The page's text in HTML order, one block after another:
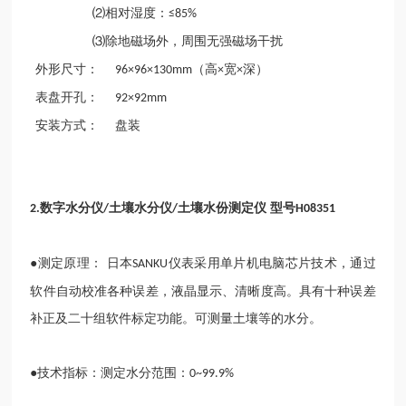
⑵相对湿度：≤85%
⑶除地磁场外，周围无强磁场干扰
外形尺寸： 96×96×130mm （高×宽×深）
表盘开孔：
92×92mm
安装方式：
盘装
2.数字水分仪/土壤水分仪/土壤水份测定仪 型号H08351
●测定原理： 日本SANKU仪表采用单片机电脑芯片技术，通过
软件自动校准各种误差，液晶显示、清晰度高。具有十种误差
补正及二十组软件标定功能。可测量土壤等的水分。
●技术指标：测定水分范围：0~99.9%